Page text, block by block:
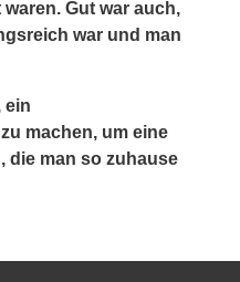
Gut war auch,
war und man
ein
machen, um eine
die man so zuhause